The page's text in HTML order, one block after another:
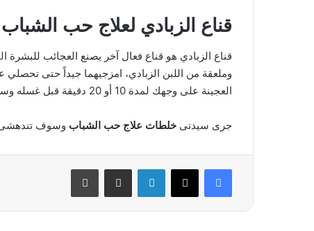
قناع الزبادي لعلاج حب الشباب
قناع الزبادي هو قناع فعال آخر يصنع العجائب
وملعقة من اللبن الزبادي، امزجيهما جيداً حتى
العجينة على وجهك لمدة 10 أو 20 دقيقة قبل غسله وستلاحظين تغييرات فورية في بشرتك.
جرى سيدتى خلطات علاج حب الشباب وسوف تندهشى
فيسبوك لينكدإن